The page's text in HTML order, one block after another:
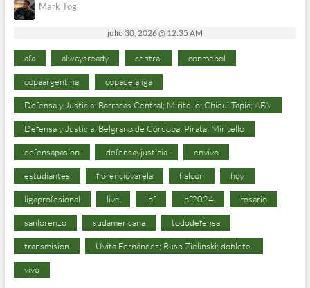
Mark Tog
julio 30, 2026 @ 12:35 AM
afa alwaysready central conmebol
copaargentina copadelaliga
Defensa y Justicia; Barracas Central; Miritello; Chiqui Tapia; AFA;
Defensa y Justicia; Belgrano de Córdoba; Pirata; Miritello
defensapasion defensayjusticia envivo
estudiantes florenciovarela halcon hoy
ligaprofesional live lpf lpf2024 rosario
sanlorenzo sudamericana tododefensa
transmision Uvita Fernández; Ruso Zielinski; doblete.
vivo